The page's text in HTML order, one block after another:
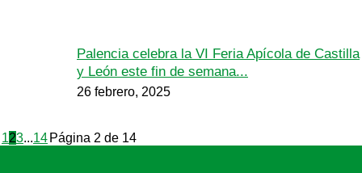
Palencia celebra la VI Feria Apícola de Castilla
y León este fin de semana...
26 febrero, 2025
123...14 Página 2 de 14